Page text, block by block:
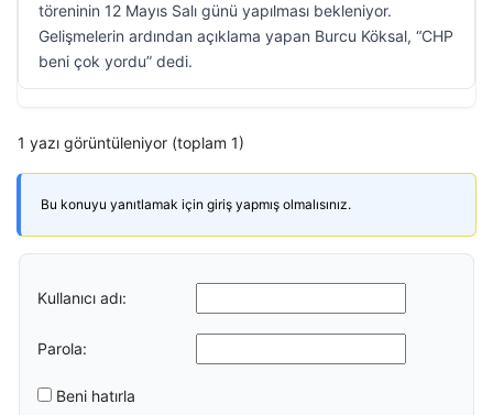
töreninin 12 Mayıs Salı günü yapılması bekleniyor.
Gelişmelerin ardından açıklama yapan Burcu Köksal, “CHP
beni çok yordu” dedi.
1 yazı görüntüleniyor (toplam 1)
Bu konuyu yanıtlamak için giriş yapmış olmalısınız.
Kullanıcı adı:
Parola:
Beni hatırla